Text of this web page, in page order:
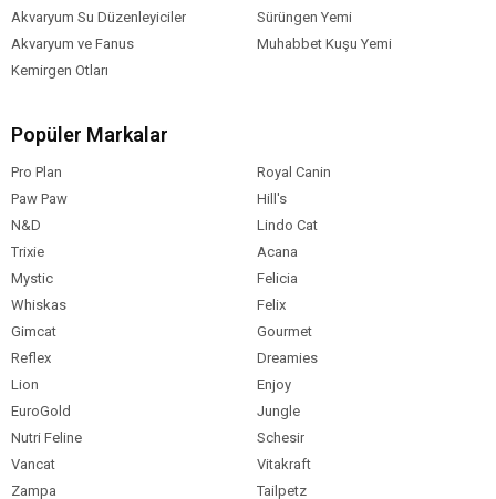
Akvaryum Su Düzenleyiciler
Sürüngen Yemi
Akvaryum ve Fanus
Muhabbet Kuşu Yemi
Kemirgen Otları
Popüler Markalar
Pro Plan
Royal Canin
Paw Paw
Hill's
N&D
Lindo Cat
Trixie
Acana
Mystic
Felicia
Whiskas
Felix
Gimcat
Gourmet
Reflex
Dreamies
Lion
Enjoy
EuroGold
Jungle
Nutri Feline
Schesir
Vancat
Vitakraft
Zampa
Tailpetz